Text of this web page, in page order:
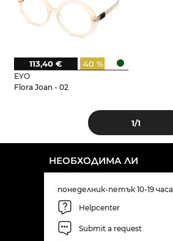
EYO
Flora Joan - 02
40 %
113,40 €
1/1
НЕОБХОДИМА ЛИ
понеделник-петък 10-19 часа
Helpcenter
Submit a request